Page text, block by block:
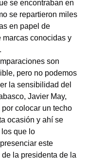
se encontraban en
se repartieron miles
en papel de
marcas conocidas y
son
pero no podemos
la sensibilidad del
Javier May,
colocar un techo
ocasión y ahí se
que lo
este
la presidenta de la